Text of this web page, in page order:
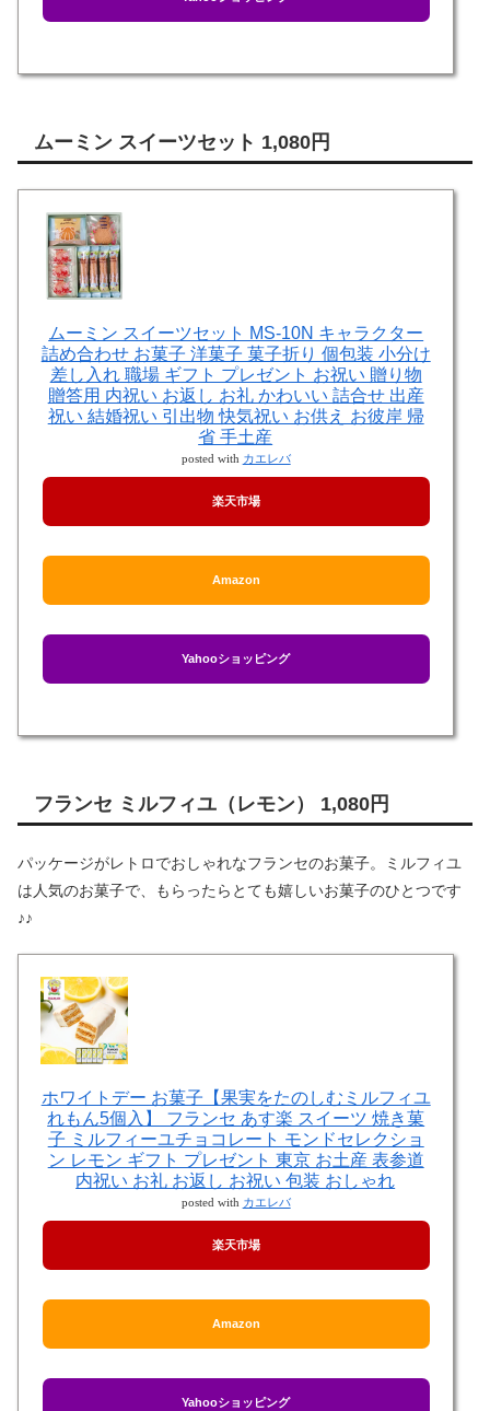
ムーミン スイーツセット 1,080円
ムーミン スイーツセット MS-10N キャラクター
詰め合わせ お菓子 洋菓子 菓子折り 個包装 小分け
差し入れ 職場 ギフト プレゼント お祝い 贈り物
贈答用 内祝い お返し お礼 かわいい 詰合せ 出産
祝い 結婚祝い 引出物 快気祝い お供え お彼岸 帰
省 手土産
posted with カエレバ
楽天市場
Amazon
Yahooショッピング
フランセ ミルフィユ（レモン） 1,080円
パッケージがレトロでおしゃれなフランセのお菓子。ミルフィユ
は人気のお菓子で、もらったらとても嬉しいお菓子のひとつです
♪♪
ホワイトデー お菓子【果実をたのしむミルフィユ
れもん5個入】 フランセ あす楽 スイーツ 焼き菓
子 ミルフィーユチョコレート モンドセレクショ
ン レモン ギフト プレゼント 東京 お土産 表参道
内祝い お礼 お返し お祝い 包装 おしゃれ
posted with カエレバ
楽天市場
Amazon
Yahooショッピング